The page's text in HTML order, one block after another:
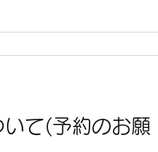
ない方も､自費での接種が可
て(予約のお願